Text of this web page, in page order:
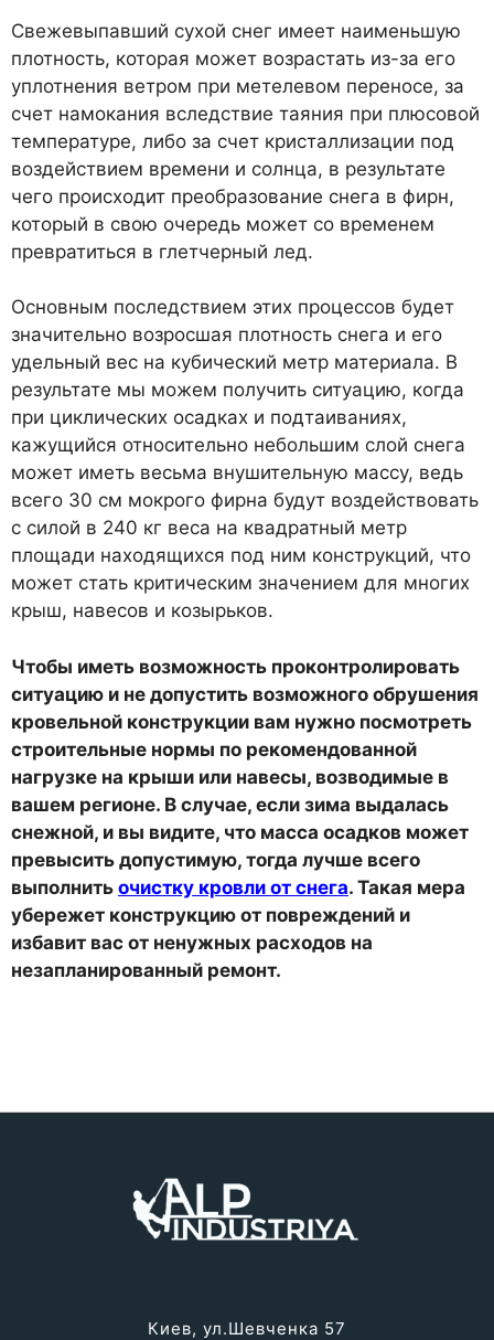
Свежевыпавший сухой снег имеет наименьшую
плотность, которая может возрастать из-за его
уплотнения ветром при метелевом переносе, за
счет намокания вследствие таяния при плюсовой
температуре, либо за счет кристаллизации под
воздействием времени и солнца, в результате
чего происходит преобразование снега в фирн,
который в свою очередь может со временем
превратиться в глетчерный лед.
Основным последствием этих процессов будет
значительно возросшая плотность снега и его
удельный вес на кубический метр материала. В
результате мы можем получить ситуацию, когда
при циклических осадках и подтаиваниях,
кажущийся относительно небольшим слой снега
может иметь весьма внушительную массу, ведь
всего 30 см мокрого фирна будут воздействовать
с силой в 240 кг веса на квадратный метр
площади находящихся под ним конструкций, что
может стать критическим значением для многих
крыш, навесов и козырьков.
Чтобы иметь возможность проконтролировать
ситуацию и не допустить возможного обрушения
кровельной конструкции вам нужно посмотреть
строительные нормы по рекомендованной
нагрузке на крыши или навесы, возводимые в
вашем регионе. В случае, если зима выдалась
снежной, и вы видите, что масса осадков может
превысить допустимую, тогда лучше всего
выполнить очистку кровли от снега. Такая мера
убережет конструкцию от повреждений и
избавит вас от ненужных расходов на
незапланированный ремонт.
Киев, ул.Шевченка 57